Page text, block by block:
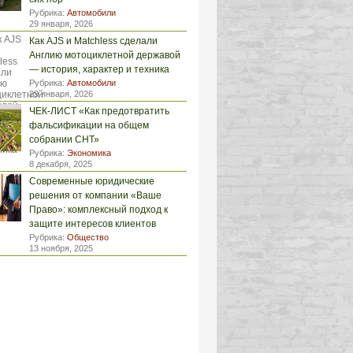
Рубрика: Автомобили
29 января, 2026
Как AJS и Matchless сделали
Англию мотоциклетной державой
— история, характер и техника
Рубрика: Автомобили
29 января, 2026
ЧЕК-ЛИСТ «Как предотвратить
фальсификации на общем
собрании СНТ»
Рубрика: Экономика
8 декабря, 2025
Современные юридические
решения от компании «Ваше
Право»: комплексный подход к
защите интересов клиентов
Рубрика: Общество
13 ноября, 2025